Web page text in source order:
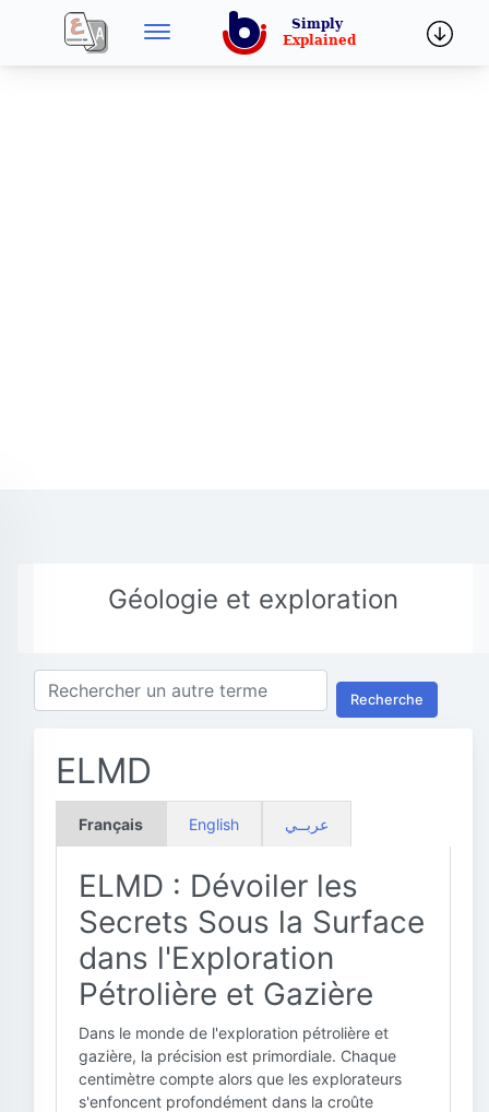
Géologie et exploration
Recherche
ELMD
Français English عربــي
ELMD : Dévoiler les
Secrets Sous la Surface
dans l'Exploration
Pétrolière et Gazière
Dans le monde de l'exploration pétrolière et
gazière, la précision est primordiale. Chaque
centimètre compte alors que les explorateurs
s'enfoncent profondément dans la croûte